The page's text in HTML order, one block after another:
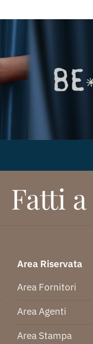
Fatti
Area Riservata
Area Fornitori
Area Agenti
Area Stampa